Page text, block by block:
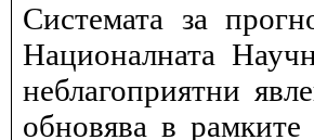
Системата за
Националната
неблагоприятни
обновява в